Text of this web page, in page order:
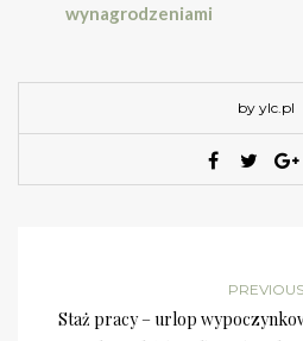
wynagrodzeniami
by ylc.pl
PREVIOUS
Staż pracy – urlop